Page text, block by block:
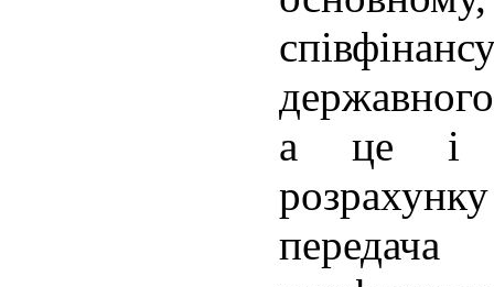
а це і